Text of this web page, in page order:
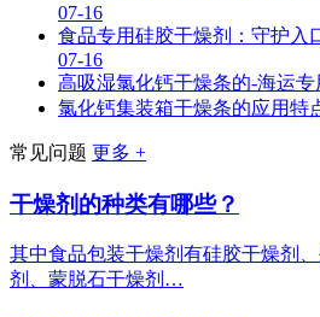
07-16
食品专用硅胶干燥剂：守护入
07-16
高吸湿氯化钙干燥条的-海运专
氯化钙集装箱干燥条的应用特
常见问题 更多 +
干燥剂的种类有哪些？
其中食品包装干燥剂有硅胶干燥剂
剂、蒙脱石干燥剂…